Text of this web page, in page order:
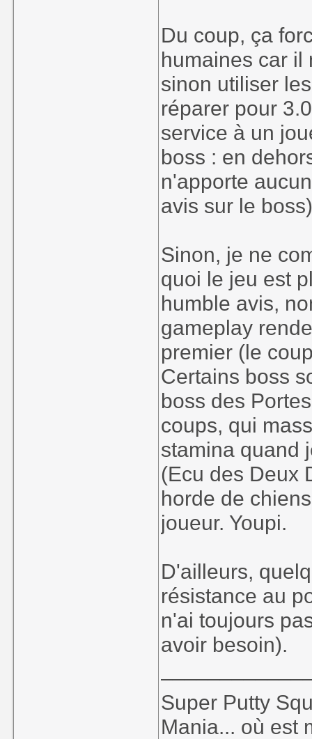
Du coup, ça
humaines car il
sinon utiliser
réparer pour
service à un
boss : en
n'apporte
avis sur le
Sinon, je ne
quoi le jeu est
humble avis,
gameplay
premier (le
Certains boss
boss des
coups, qui
stamina quand
(Ecu des Deux
horde de
joueur. Youpi.
D'ailleurs,
résistance au
n'ai toujours
avoir besoin).
Super Putty
Mania... où est